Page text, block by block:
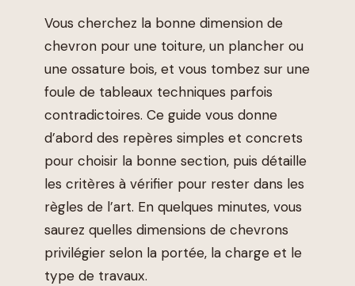
Vous cherchez la bonne dimension de
chevron pour une toiture, un plancher ou
une ossature bois, et vous tombez sur une
foule de tableaux techniques parfois
contradictoires. Ce guide vous donne
d’abord des repères simples et concrets
pour choisir la bonne section, puis détaille
les critères à vérifier pour rester dans les
règles de l’art. En quelques minutes, vous
saurez quelles dimensions de chevrons
privilégier selon la portée, la charge et le
type de travaux.